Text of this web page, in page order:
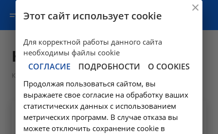
Контакты
Контакты
Свяжитесь с нами
Этот сайт использует cookie
Для корректной работы данного сайта
необходимы файлы cookie
СОГЛАСИЕ ПОДРОБНОСТИ О COOKIES
Продолжая пользоваться сайтом, вы
выражаете свое согласие на обработку ваших
статистических данных с использованием
метрических программ. В случае отказа вы
можете отключить сохранение cookie в